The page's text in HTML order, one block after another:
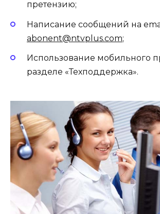
претензию;
Написание сообщений на
abonent@ntvplus.com;
Использование мобильного
разделе «Техподдержка».